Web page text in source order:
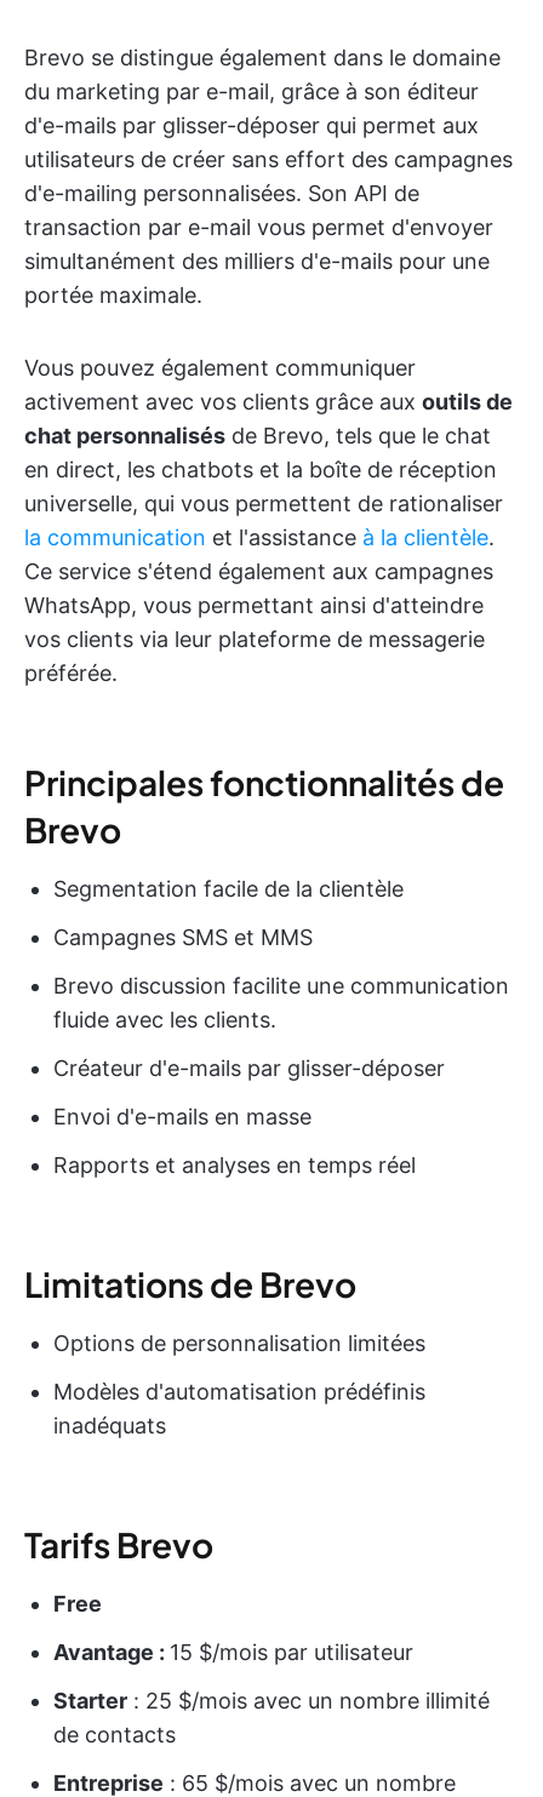
Brevo se distingue également dans le domaine
du marketing par e-mail, grâce à son éditeur
d'e-mails par glisser-déposer qui permet aux
utilisateurs de créer sans effort des campagnes
d'e-mailing personnalisées. Son API de
transaction par e-mail vous permet d'envoyer
simultanément des milliers d'e-mails pour une
portée maximale.
Vous pouvez également communiquer
activement avec vos clients grâce aux outils de
chat personnalisés de Brevo, tels que le chat
en direct, les chatbots et la boîte de réception
universelle, qui vous permettent de rationaliser
la communication et l'assistance à la clientèle.
Ce service s'étend également aux campagnes
WhatsApp, vous permettant ainsi d'atteindre
vos clients via leur plateforme de messagerie
préférée.
Principales fonctionnalités de
Brevo
Segmentation facile de la clientèle
Campagnes SMS et MMS
Brevo discussion facilite une communication
fluide avec les clients.
Créateur d'e-mails par glisser-déposer
Envoi d'e-mails en masse
Rapports et analyses en temps réel
Limitations de Brevo
Options de personnalisation limitées
Modèles d'automatisation prédéfinis
inadéquats
Tarifs Brevo
Free
Avantage : 15 $/mois par utilisateur
Starter : 25 $/mois avec un nombre illimité
de contacts
Entreprise : 65 $/mois avec un nombre